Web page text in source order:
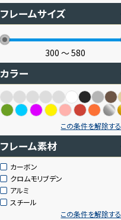
フレームサイズ
300 〜580
カラー
この条件を解除する
フレーム素材
カーボン
クロムモリブデン
アルミ
スチール
この条件を解除する